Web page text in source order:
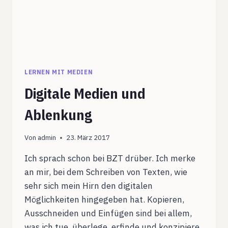
LERNEN MIT MEDIEN
Digitale Medien und
Ablenkung
Von admin 23. März 2017
Ich sprach schon bei BZT drüber. Ich merke
an mir, bei dem Schreiben von Texten, wie
sehr sich mein Hirn den digitalen
Möglichkeiten hingegeben hat. Kopieren,
Ausschneiden und Einfügen sind bei allem,